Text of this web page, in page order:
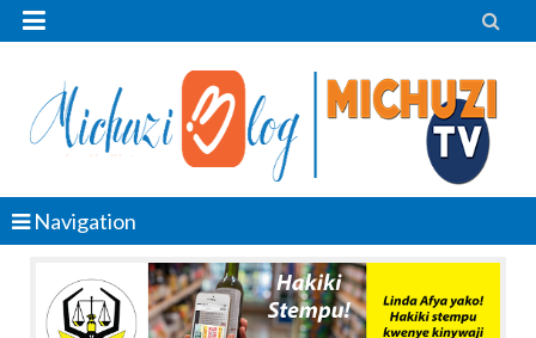
 
Navigation